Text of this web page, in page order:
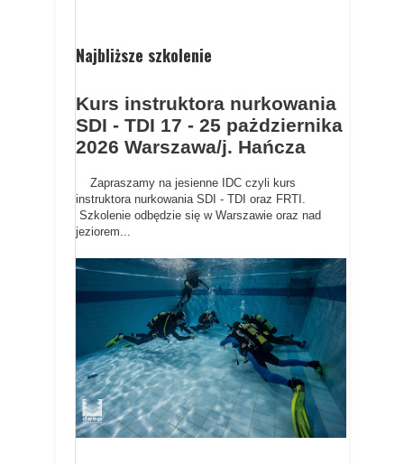
Najbliższe szkolenie
Kurs instruktora nurkowania
SDI - TDI 17 - 25 pażdziernika
2026 Warszawa/j. Hańcza
Zapraszamy na jesienne IDC czyli kurs
instruktora nurkowania SDI - TDI oraz FRTI.
Szkolenie odbędzie się w Warszawie oraz nad
jeziorem...